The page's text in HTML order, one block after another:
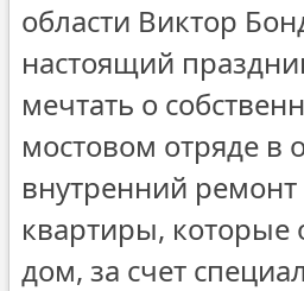
области Виктор
настоящий
мечтать о
мостовом отряде в
внутренний ремонт
квартиры,
дом, за счет